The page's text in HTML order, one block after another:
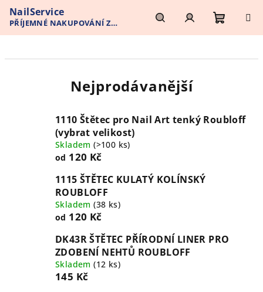
obsah
NailService
PŘÍJEMNÉ NAKUPOVÁNÍ Z
POHODLÍ VAŠEHO DOMOVA
HledatPřihlášení
Nejprodávanější
1110 Štětec pro Nail Art tenký Roubloff
(vybrat velikost)
Skladem(>100 ks)
od 120 Kč
1115 ŠTĚTEC KULATÝ KOLÍNSKÝ
ROUBLOFF
Skladem(38 ks)
od 120 Kč
DK43R ŠTĚTEC PŘÍRODNÍ LINER PRO
ZDOBENÍ NEHTŮ ROUBLOFF
Skladem(12 ks)
145 Kč